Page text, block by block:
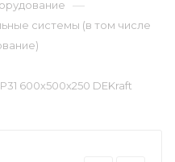
—
системы (в том числе
600х500х250 DEKraft